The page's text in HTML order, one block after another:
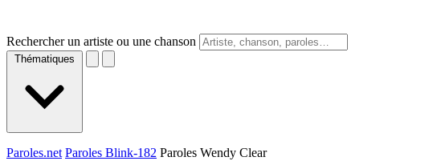
Rechercher un artiste ou une chanson
Thématiques
Paroles.net Paroles Blink-182 Paroles Wendy Clear